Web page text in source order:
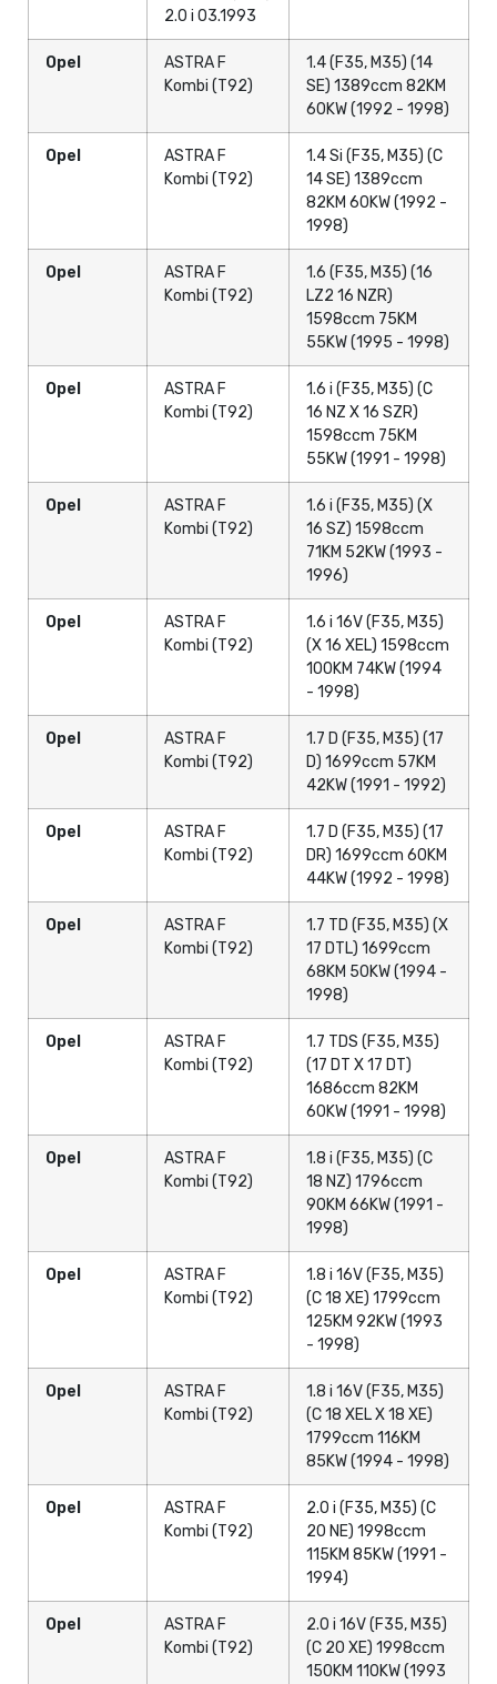
2.0 i 03.1993
Opel
ASTRA F
Kombi (T92)
1.4 (F35, M35) (14
SE) 1389ccm 82KM
60KW (1992 - 1998)
Opel
ASTRA F
Kombi (T92)
1.4 Si (F35, M35) (C
14 SE) 1389ccm
82KM 60KW (1992 -
1998)
Opel
ASTRA F
Kombi (T92)
1.6 (F35, M35) (16
LZ2 16 NZR)
1598ccm 75KM
55KW (1995 - 1998)
Opel
ASTRA F
Kombi (T92)
1.6 i (F35, M35) (C
16 NZ X 16 SZR)
1598ccm 75KM
55KW (1991 - 1998)
Opel
ASTRA F
Kombi (T92)
1.6 i (F35, M35) (X
16 SZ) 1598ccm
71KM 52KW (1993 -
1996)
Opel
ASTRA F
Kombi (T92)
1.6 i 16V (F35, M35)
(X 16 XEL) 1598ccm
100KM 74KW (1994
- 1998)
Opel
ASTRA F
Kombi (T92)
1.7 D (F35, M35) (17
D) 1699ccm 57KM
42KW (1991 - 1992)
Opel
ASTRA F
Kombi (T92)
1.7 D (F35, M35) (17
DR) 1699ccm 60KM
44KW (1992 - 1998)
Opel
ASTRA F
Kombi (T92)
1.7 TD (F35, M35) (X
17 DTL) 1699ccm
68KM 50KW (1994 -
1998)
Opel
ASTRA F
Kombi (T92)
1.7 TDS (F35, M35)
(17 DT X 17 DT)
1686ccm 82KM
60KW (1991 - 1998)
Opel
ASTRA F
Kombi (T92)
1.8 i (F35, M35) (C
18 NZ) 1796ccm
90KM 66KW (1991 -
1998)
Opel
ASTRA F
Kombi (T92)
1.8 i 16V (F35, M35)
(C 18 XE) 1799ccm
125KM 92KW (1993
- 1998)
Opel
ASTRA F
Kombi (T92)
1.8 i 16V (F35, M35)
(C 18 XEL X 18 XE)
1799ccm 116KM
85KW (1994 - 1998)
Opel
ASTRA F
Kombi (T92)
2.0 i (F35, M35) (C
20 NE) 1998ccm
115KM 85KW (1991 -
1994)
Opel
ASTRA F
Kombi (T92)
2.0 i 16V (F35, M35)
(C 20 XE) 1998ccm
150KM 110KW (1993